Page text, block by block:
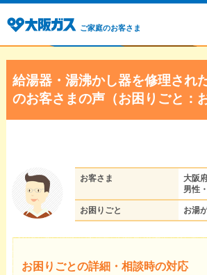
ご家庭のお客さま
給湯器・湯沸かし器を修理され
のお客さまの声（お困りごと：
お客さま
大阪
男性
お困りごと お湯
お困りごとの詳細・相談時の対応